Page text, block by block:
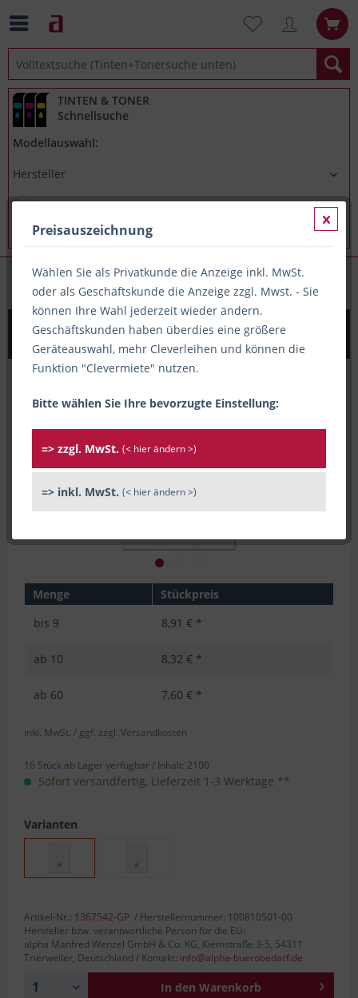
TINTEN & TONER
Schnellsuche
Modellauswahl:
Papieretiketten (A4-Träger)
PRINTATION Papier-Etiketten (B70xH42,4mm) 100xA4 à
21 Eti.
Menge
Stückpreis
bis 9 8,91 € *
ab 10 8,32 € *
ab 60 7,60 € *
inkl. MwSt. / ggf. zzgl. Versandkosten
16 Stück ab Lager verfügbar / Inhalt: 2100
Sofort versandfertig, Lieferzeit 1-3 Werktage **
Varianten
Artikel-Nr.: 1367542-GP / Herstellernummer: 100810501-00
Hersteller bzw. verantwortliche Person für die EU:
alpha Manfred Wenzel GmbH & Co. KG, Kiemstraße 3-5, 54311
Trierweiler, Deutschland / Kontakt: info@alpha-buerobedarf.de
In den Warenkorb
Preisauszeichnung
Wählen Sie als Privatkunde die Anzeige inkl. MwSt.
oder als Geschäftskunde die Anzeige zzgl. Mwst. - Sie
können Ihre Wahl jederzeit wieder ändern.
Geschäftskunden haben überdies eine größere
Geräteauswahl, mehr Cleverleihen und können die
Funktion "Clevermiete" nutzen.
Bitte wählen Sie Ihre bevorzugte Einstellung:
=> zzgl. MwSt. (< hier ändern >)
=> inkl. MwSt. (< hier ändern >)